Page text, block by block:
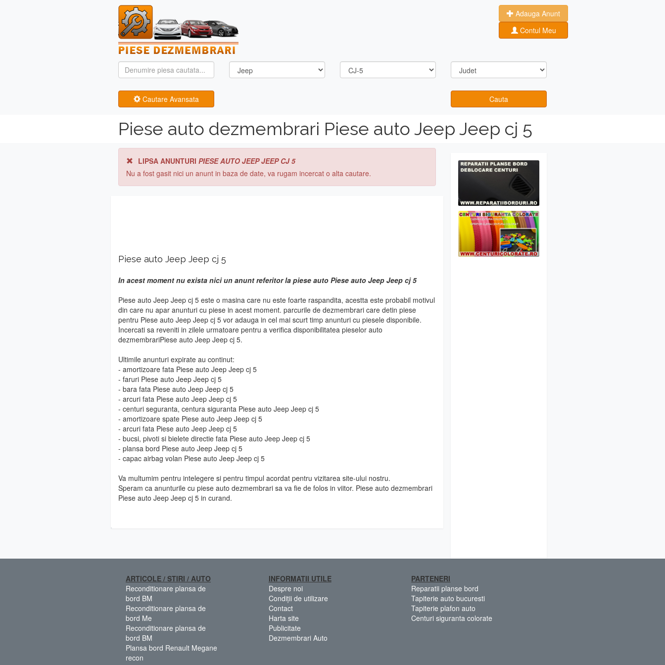
Adauga Anunt
Contul Meu
Cautare Avansata Cauta
Piese auto dezmembrari Piese auto Jeep Jeep cj 5
LIPSA ANUNTURI PIESE AUTO JEEP JEEP CJ 5
Nu a fost gasit nici un anunt in baza de date, va rugam incercat o alta cautare.
Piese auto Jeep Jeep cj 5
In acest moment nu exista nici un anunt referitor la piese auto Piese auto Jeep Jeep cj 5
Piese auto Jeep Jeep cj 5 este o masina care nu este foarte raspandita, acestta este probabil motivul
din care nu apar anunturi cu piese in acest moment. parcurile de dezmembrari care detin piese
pentru Piese auto Jeep Jeep cj 5 vor adauga in cel mai scurt timp anunturi cu piesele disponibile.
Incercati sa reveniti in zilele urmatoare pentru a verifica disponibilitatea pieselor auto
dezmembrariPiese auto Jeep Jeep cj 5.
Ultimile anunturi expirate au continut:
- amortizoare fata Piese auto Jeep Jeep cj 5
- faruri Piese auto Jeep Jeep cj 5
- bara fata Piese auto Jeep Jeep cj 5
- arcuri fata Piese auto Jeep Jeep cj 5
- centuri seguranta, centura siguranta Piese auto Jeep Jeep cj 5
- amortizoare spate Piese auto Jeep Jeep cj 5
- arcuri fata Piese auto Jeep Jeep cj 5
- bucsi, pivoti si bielete directie fata Piese auto Jeep Jeep cj 5
- plansa bord Piese auto Jeep Jeep cj 5
- capac airbag volan Piese auto Jeep Jeep cj 5
Va multumim pentru intelegere si pentru timpul acordat pentru vizitarea site-ului nostru.
Speram ca anunturile cu piese auto dezmembrari sa va fie de folos in viitor. Piese auto dezmembrari
Piese auto Jeep Jeep cj 5 in curand.
ARTICOLE / STIRI / AUTO
Reconditionare plansa de
bord BM
Reconditionare plansa de
bord Me
Reconditionare plansa de
bord BM
Plansa bord Renault Megane
recon
INFORMATII UTILE
Despre noi
Condiții de utilizare
Contact
Harta site
Publicitate
Dezmembrari Auto
PARTENERI
Reparatii planse bord
Tapiterie auto bucuresti
Tapiterie plafon auto
Centuri siguranta colorate